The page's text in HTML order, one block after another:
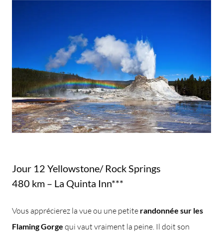
Jour 12 Yellowstone/ Rock Springs
480 km – La Quinta Inn***
Vous apprécierez la vue ou une petite randonnée sur les
Flaming Gorge qui vaut vraiment la peine. Il doit son